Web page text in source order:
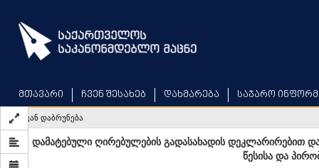
main
content
მთავარი ჩვენ შესახებ დახმარება საჯარო
უკან დაბრუნება
დამატებული ღირებულების გადასახადის დეკლარირებით
წესისა და